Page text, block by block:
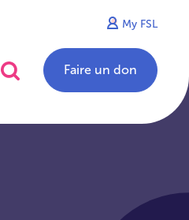
My FSL
Faire un don